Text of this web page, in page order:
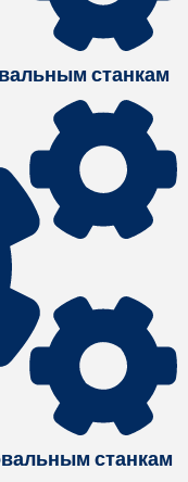
станкам
станкам